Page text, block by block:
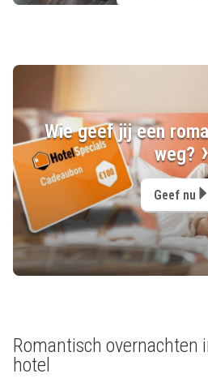
Wie geef jij een
weg?
Geef nu
Romantisch overnachten
hotel